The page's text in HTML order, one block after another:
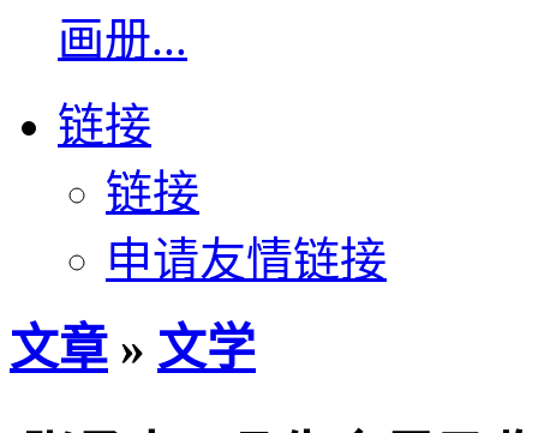
画册...
链接
链接
申请友情链接
文章 » 文学